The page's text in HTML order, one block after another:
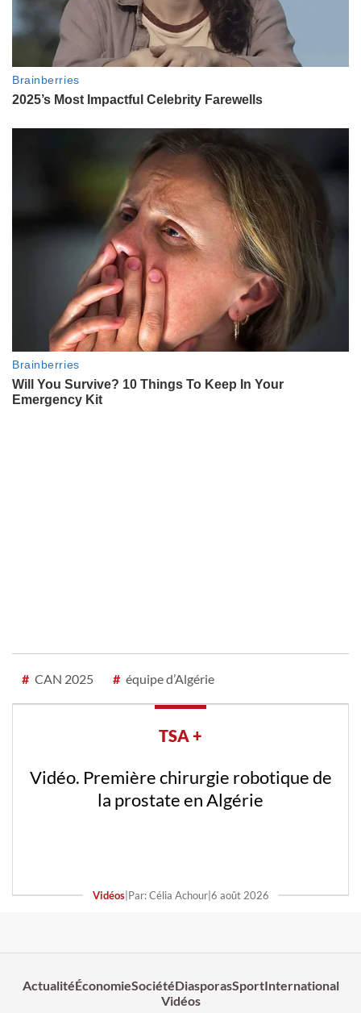
# CAN 2025 # équipe d’Algérie
TSA +
Vidéo. Première chirurgie robotique de
la prostate en Algérie
Vidéos| Par: Célia Achour| 6 août 2026
ActualitéÉconomieSociétéDiasporasSportInternational
Vidéos